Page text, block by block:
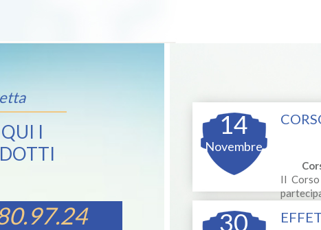
I
14
Novembre
Il
pratiche al fine di
30